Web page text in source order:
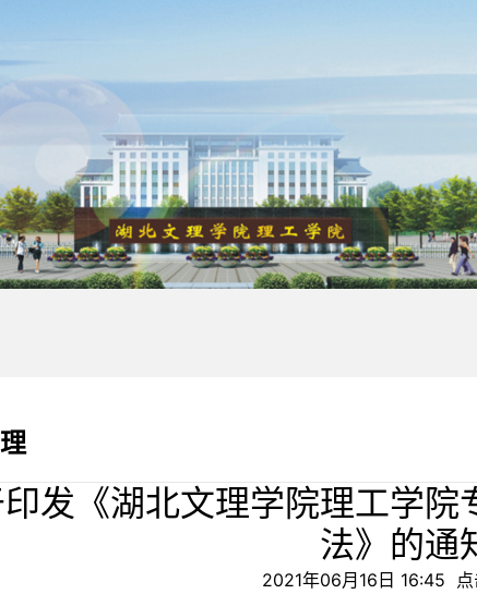
发《湖北文理学院理工学
法》的通
2021年06月16日 16:45